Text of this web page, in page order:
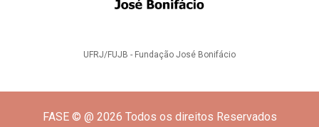
UFRJ/FUJB - Fundação José Bonifácio
FASE © @ 2026 Todos os direitos Reservados